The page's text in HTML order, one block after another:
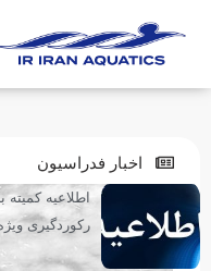
اخبار فدراسیون
اطلاعیه
رکوردگیری